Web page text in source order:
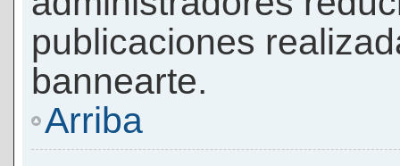
publicaciones
bannearte.
Arriba